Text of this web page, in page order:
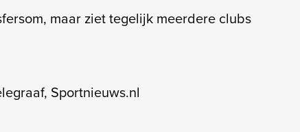
maar ziet tegelijk meerdere clubs
Sportnieuws.nl